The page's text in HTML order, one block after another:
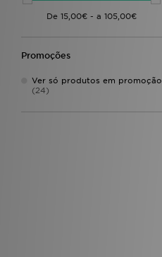
Vans (9)
Promoções
Ver só produtos em promoção
(24)